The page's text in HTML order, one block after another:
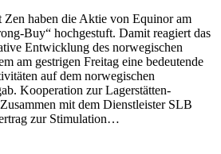
Zen haben die Aktie von Equinor am
Buy“ hochgestuft. Damit reagiert das
Entwicklung des norwegischen
am gestrigen Freitag eine bedeutende
auf dem norwegischen
Kooperation zur Lagerstätten-
mit dem Dienstleister SLB
zur Stimulation…